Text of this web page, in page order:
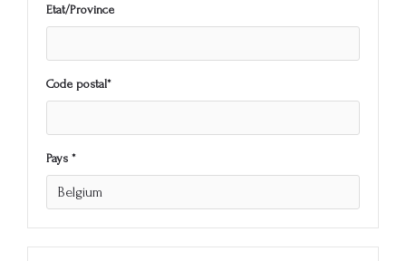
Etat/Province
Code postal*
Pays *